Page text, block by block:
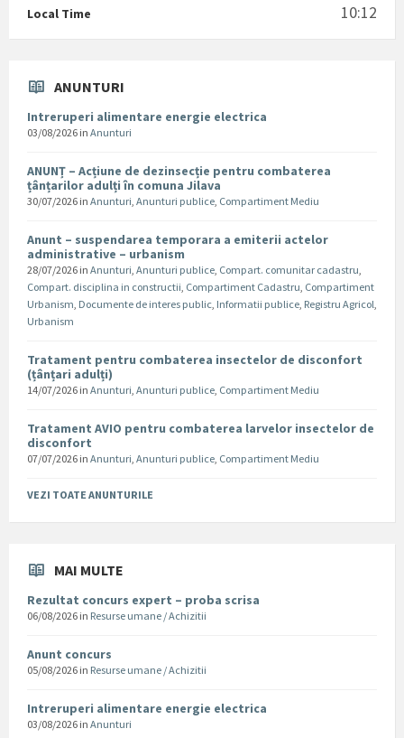
Local Time 10:12
ANUNTURI
Intreruperi alimentare energie electrica
03/08/2026 in Anunturi
ANUNȚ – Acțiune de dezinsecție pentru combaterea
țânțarilor adulți în comuna Jilava
30/07/2026 in Anunturi, Anunturi publice, Compartiment Mediu
Anunt – suspendarea temporara a emiterii actelor
administrative – urbanism
28/07/2026 in Anunturi, Anunturi publice, Compart. comunitar cadastru,
Compart. disciplina in constructii, Compartiment Cadastru, Compartiment
Urbanism, Documente de interes public, Informatii publice, Registru Agricol,
Urbanism
Tratament pentru combaterea insectelor de disconfort
(țânțari adulți)
14/07/2026 in Anunturi, Anunturi publice, Compartiment Mediu
Tratament AVIO pentru combaterea larvelor insectelor de
disconfort
07/07/2026 in Anunturi, Anunturi publice, Compartiment Mediu
VEZI TOATE ANUNTURILE
MAI MULTE
Rezultat concurs expert – proba scrisa
06/08/2026 in Resurse umane / Achizitii
Anunt concurs
05/08/2026 in Resurse umane / Achizitii
Intreruperi alimentare energie electrica
03/08/2026 in Anunturi